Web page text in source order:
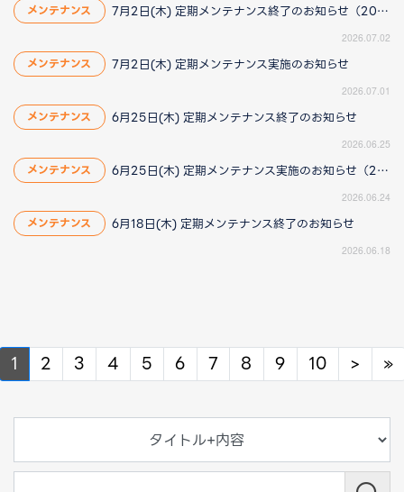
メンテナンス 7月2日(木) 定期メンテナンス終了のお知らせ（2026/7/2 16:25更新）
2026.07.02
メンテナンス 7月2日(木) 定期メンテナンス実施のお知らせ
2026.07.01
メンテナンス 6月25日(木) 定期メンテナンス終了のお知らせ
2026.06.25
メンテナンス 6月25日(木) 定期メンテナンス実施のお知らせ（2026/6/25 13:40更新）
2026.06.24
メンテナンス 6月18日(木) 定期メンテナンス終了のお知らせ
2026.06.18
1 2 3 4 5 6 7 8 9 10 > Next
»